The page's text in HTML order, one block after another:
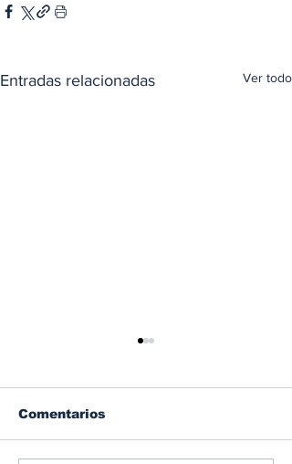
Entradas relacionadas Ver todo
Comentarios